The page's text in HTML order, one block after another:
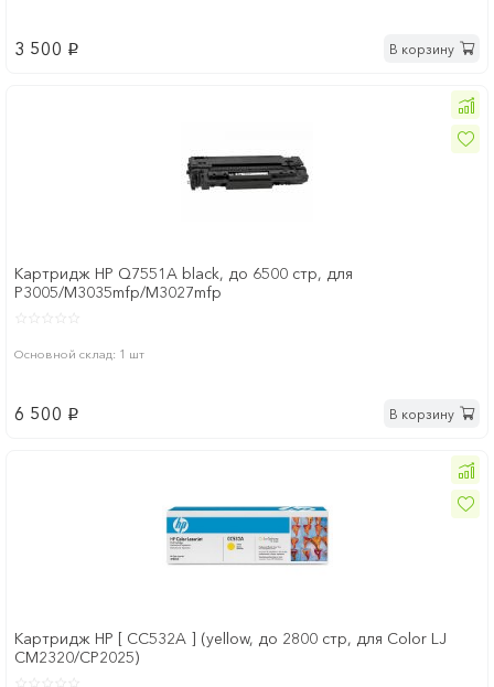
3 500 p В корзину
Картридж HP Q7551A black, до 6500 стр, для
P3005/M3035mfp/M3027mfp
Основной склад: 1 шт
6 500 p В корзину
Картридж HP [ CC532A ] (yellow, до 2800 стр, для Color LJ
CM2320/CP2025)